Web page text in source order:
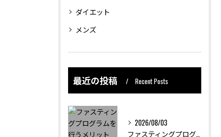
ダイエット
メンズ
最近の投稿 Recent Posts
2026/08/03
ファスティングプログラムを行うメリット